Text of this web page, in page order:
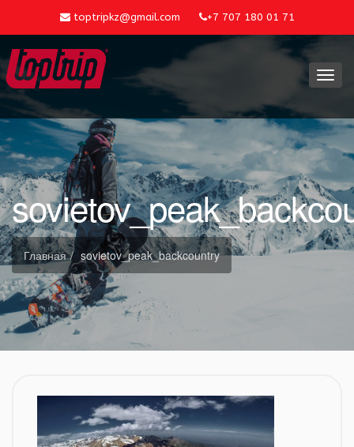
toptripkz@gmail.com +7 707 180 01 71
Главная sovietov_peak_backcountry